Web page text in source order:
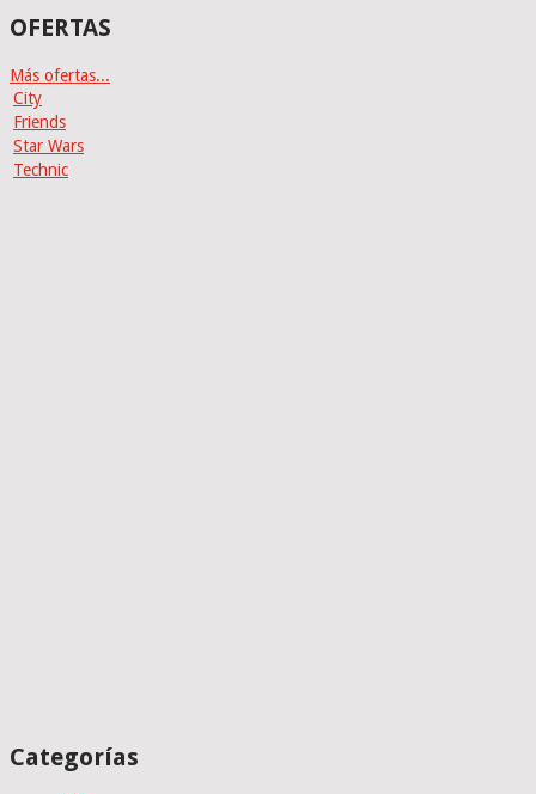
OFERTAS
Más ofertas...
City
Friends
Star Wars
Technic
Categorías